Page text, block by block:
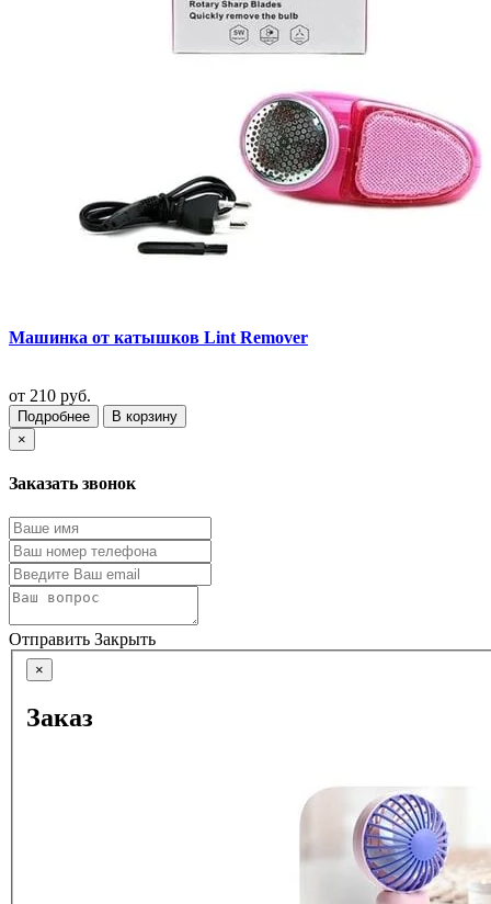
Машинка от катышков Lint Remover
от 210 руб.
Подробнее
В корзину
×
Заказать звонок
Отправить Закрыть
×
Заказ